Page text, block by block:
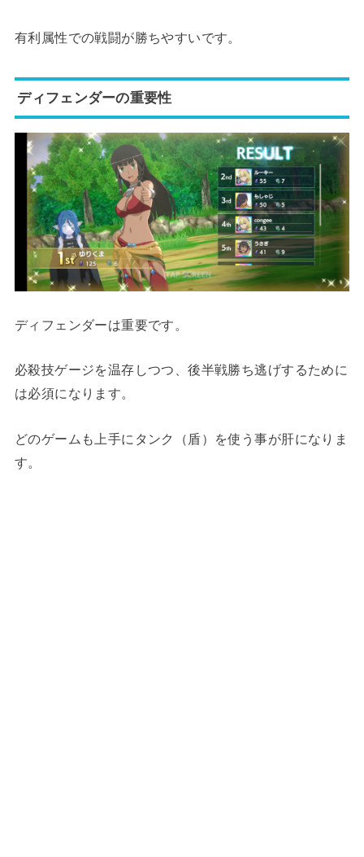
有利属性での戦闘が勝ちやすいです。
ディフェンダーの重要性
ディフェンダーは重要です。
必殺技ゲージを温存しつつ、後半戦勝ち逃げするために
は必須になります。
どのゲームも上手にタンク（盾）を使う事が肝になりま
す。